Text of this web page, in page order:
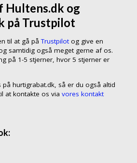
Hultens.dk og
på Trustpilot
til at gå påTrustpilotog give en
samtidig også meget gerne af os.
på 1-5 stjerner, hvor 5 stjerner er
hurtigrabat.dk, så er du også altid
at kontakte os via vores kontakt